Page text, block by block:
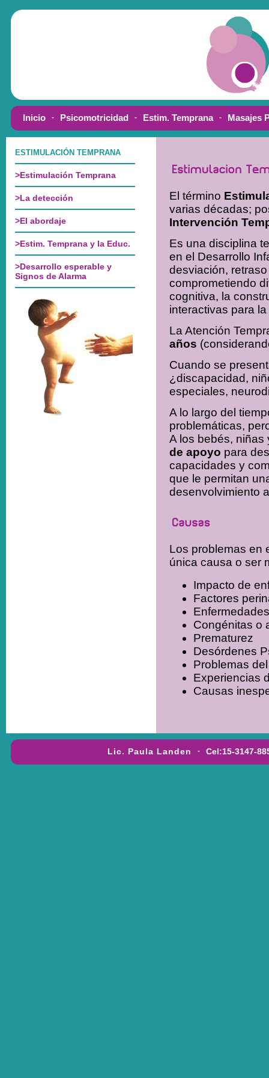
El término
varias décadas;
Intervención
Es una disciplina
en el Desarrollo
desviación,
comprometiendo
cognitiva, la
interactivas para
La Atención
años
Cuando se
¿discapacidad,
especiales,
A lo largo del
problemáticas,
A los bebés,
de apoyo para
capacidades y
que le permitan
desenvolvimiento
Los problemas en
única causa o ser
Impacto de
Factores
Congénitas o
Prematurez
Desórdenes
Problemas
Experiencias
Causas